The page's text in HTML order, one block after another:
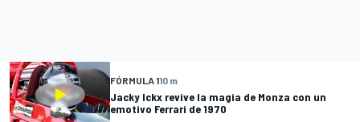
FÓRMULA 110 m
Jacky Ickx revive la magia de Monza con un
emotivo Ferrari de 1970